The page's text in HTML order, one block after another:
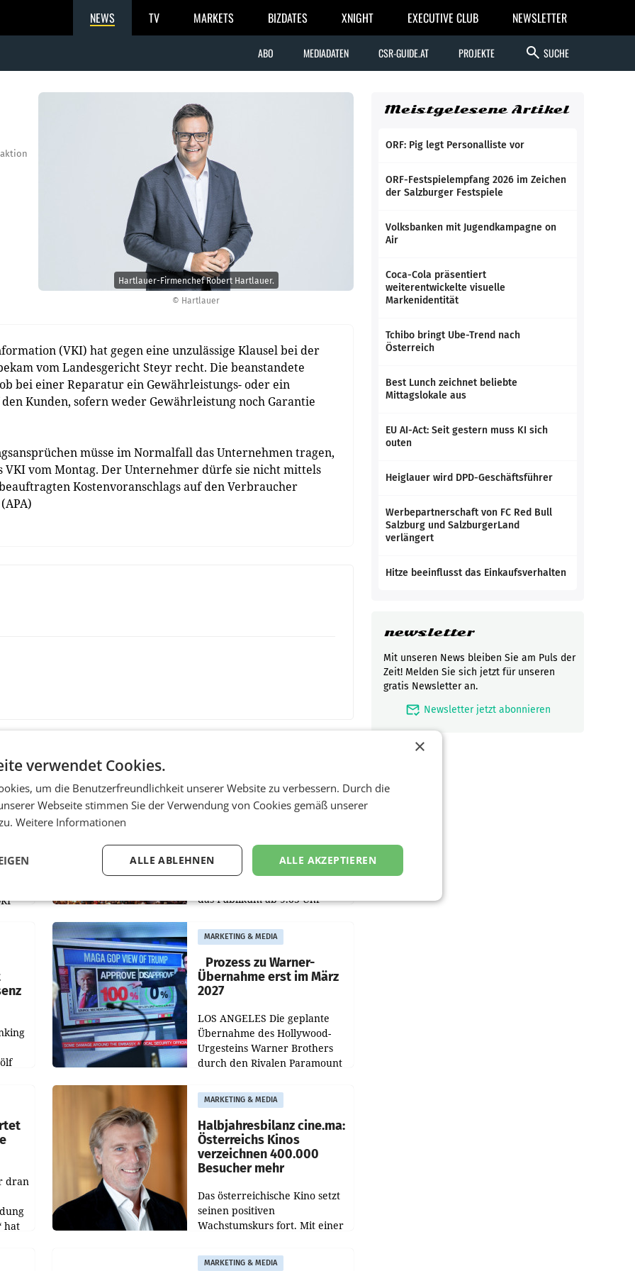
NEWS TV MARKETS BIZDATES XNIGHT EXECUTIVE CLUB NEWSLETTER
ABO MEDIADATEN CSR-GUIDE.AT PROJEKTE search SUCHE
© Hartlauer
Hartlauer-Firmen­chef Robert Hartlauer.
(VKI) hat gegen eine unzulässige Klausel bei der
vom Landesgericht Steyr recht. Die beanstandete
bei einer Reparatur ein Gewährleistungs- oder ein
Kunden, sofern weder Gewährleistung noch Garantie
müsse im Normalfall das Unternehmen tragen,
vom Montag. Der Unternehmer dürfe sie nicht mittels
Kostenvoranschlags auf den Verbraucher
ORF-Kulturmatinee
widmet sich 20 Jahren
Peter Simonischek
Am Sonntag, dem 9. August
das Publikum ab 9.05 Uhr
„Kulturmatinee“. Die Sendung
startet mit der Dokumentation
„20 Jahre Grafenegg
MARKETING & MEDIA
Prozess zu Warner-
Übernahme erst im März
2027
LOS ANGELES Die geplante
Übernahme des Hollywood-
Urgesteins Warner Brothers
durch den Rivalen Paramount
Schwebe bleiben. Eine
Richterin setzte den Prozess zu
dran
hat
MARKETING & MEDIA
Halbjahresbilanz cine.ma:
Österreichs Kinos
verzeichnen 400.000
Besucher mehr
Das österreichische Kino setzt
seinen positiven
Wachstumskurs fort. Mit einer
und Besucher höheren
MARKETING & MEDIA
Meistgelesene Artikel
ORF: Pig legt Personalliste vor
ORF-Festspielempfang 2026 im Zeichen
der Salzburger Festspiele
Volksbanken mit Jugendkampagne on
Air
Coca-Cola präsentiert
weiterentwickelte visuelle
Markenidentität
Tchibo bringt Ube-Trend nach
Österreich
Best Lunch zeichnet beliebte
Mittagslokale aus
EU AI-Act: Seit gestern muss KI sich
outen
Heiglauer wird DPD-Geschäftsführer
Werbepartnerschaft von FC Red Bull
Salzburg und SalzburgerLand
verlängert
Hitze beeinflusst das Einkaufsverhalten
newsletter
Mit unseren News bleiben Sie am Puls der
Zeit! Melden Sie sich jetzt für unseren
gratis Newsletter an.
mark_email_read Newsletter jetzt abonnieren
×
verwendet Cookies.
um die Benutzerfreundlichkeit unserer Website zu verbessern. Durch die
Webseite stimmen Sie der Verwendung von Cookies gemäß unserer
Weitere Informationen
ALLE AKZEPTIEREN
ALLE ABLEHNEN